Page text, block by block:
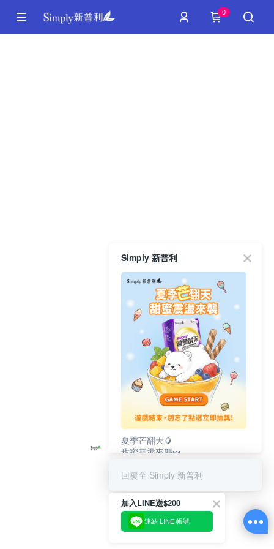
0
Simply 新普利
夏季芒翻天🥭
甜蜜震盪來襲🍬
回覆至 Simply 新普利
加入LINE送$200
連結 LINE 帳號